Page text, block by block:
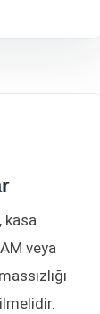
kasa
veya